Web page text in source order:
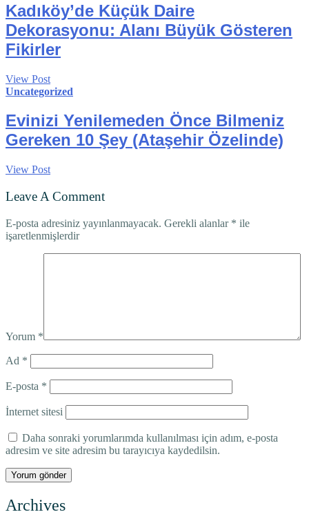
Kadıköy’de Küçük Daire
Dekorasyonu: Alanı Büyük Gösteren
Fikirler
View Post
Uncategorized
Evinizi Yenilemeden Önce Bilmeniz
Gereken 10 Şey (Ataşehir Özelinde)
View Post
Leave A Comment
E-posta adresiniz yayınlanmayacak. Gerekli alanlar * ile
işaretlenmişlerdir
Yorum *
Ad *
E-posta *
İnternet sitesi
Daha sonraki yorumlarımda kullanılması için adım, e-posta
adresim ve site adresim bu tarayıcıya kaydedilsin.
Archives